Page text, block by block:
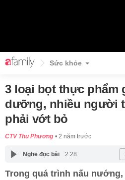
Sức khỏe
3 loại bọt thực phẩm
dưỡng, nhiều người
phải vớt bỏ
CTV Thu Phương 2 năm trước
Nghe đọc bài 2:28
Trong quá trình nấu nướng,